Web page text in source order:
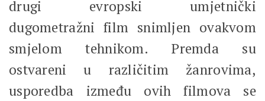
drugi evropski umjetnički
dugometražni film snimljen ovakvom
smjelom tehnikom. Premda su
ostvareni u različitim žanrovima,
usporedba između ovih filmova se